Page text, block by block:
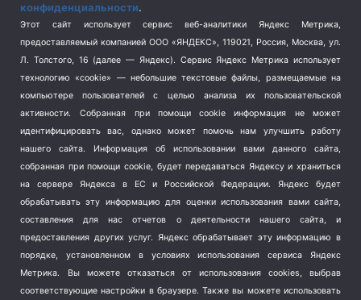
Спорт (740)
Терроризм (1)
Транспорт (262)
Туризм (178)
Флот (76)
Школа и спорт (2)
Экология (8)
Экономика (1172)
конфиденциальности.
Этот сайт использует сервис веб-аналитики Яндекс Метрика,
предоставляемый компанией ООО «ЯНДЕКС», 119021, Россия, Москва, ул.
Л. Толстого, 16 (далее — Яндекс). Сервис Яндекс Метрика использует
технологию «cookie» — небольшие текстовые файлы, размещаемые на
компьютере пользователей с целью анализа их пользовательской
активности.
Собранная при помощи cookie информация не может
идентифицировать вас, однако может помочь нам улучшить работу
нашего сайта. Информация об использовании вами данного сайта,
собранная при помощи cookie, будет передаваться Яндексу и храниться
на сервере Яндекса в ЕС и Российской Федерации. Яндекс будет
обрабатывать эту информацию для оценки использования вами сайта,
составления для нас отчетов о деятельности нашего сайта, и
предоставления других услуг. Яндекс обрабатывает эту информацию в
порядке, установленном в условиях использования сервиса Яндекс
Метрика.
Вы можете отказаться от использования cookies, выбрав
соответствующие настройки в браузере. Также вы можете использовать